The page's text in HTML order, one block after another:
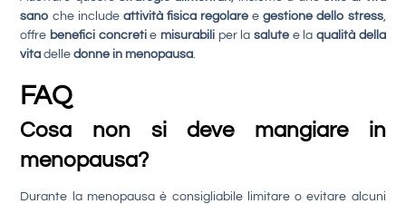
sano che include attività fisica regolare egestione dello stress,
offre benefici concretie misurabili per la salutee la qualità della
vita delledonne in menopausa.
FAQ
Cosa non si deve mangiare in
menopausa?
Durante la menopausa è consigliabile limitare o evitare alcuni